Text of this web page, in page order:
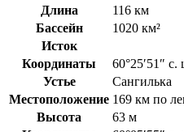
Длина
116 км
Бассейн
1020 км²
Исток
Координаты
60°25′51″ с.
Устье
Сангилька
Местоположение 169 км по
Высота
63 м